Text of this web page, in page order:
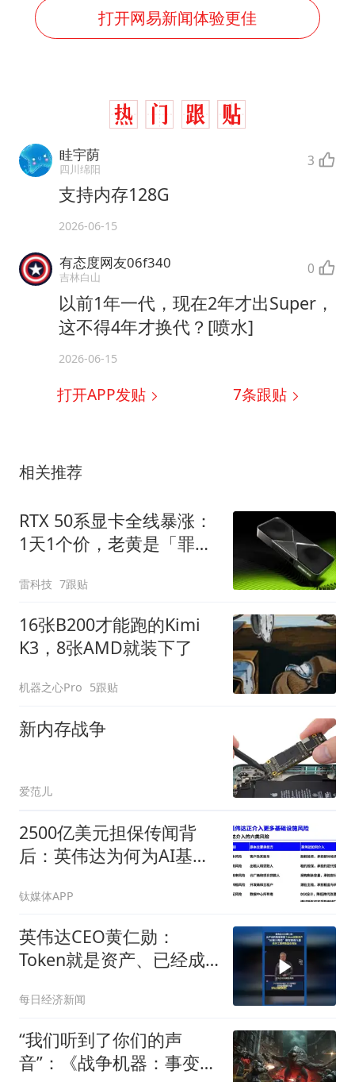
打开网易新闻体验更佳
眭宇荫
四川绵阳 3
支持内存128G
2026-06-15
有态度网友06f340
吉林白山 0
以前1年一代，现在2年才出Super，
这不得4年才换代？[喷水]
2026-06-15
打开APP发贴 7条跟贴
相关推荐
RTX 50系显卡全线暴涨：
1天1个价，老黄是「罪
雷科技 7跟贴
16张B200才能跑的Kimi
K3，8张AMD就装下了
机器之心Pro 5跟贴
新内存战争
爱范儿
2500亿美元担保传闻背
后：英伟达为何为AI基建
钛媒体APP
英伟达CEO黄仁勋：
Token就是资产、已经成
每日经济新闻
“我们听到了你们的声
音”：《战争机器：事变